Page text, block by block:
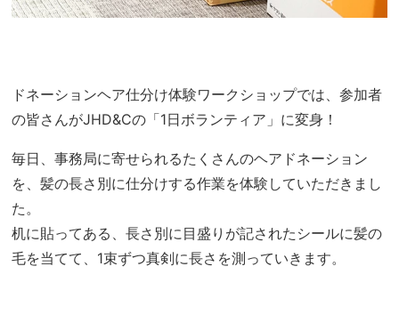
ドネーションヘア仕分け体験ワークショップでは、参加者
の皆さんがJHD&Cの「1日ボランティア」に変身！
毎日、事務局に寄せられるたくさんのヘアドネーション
を、髪の長さ別に仕分けする作業を体験していただきまし
た。
机に貼ってある、長さ別に目盛りが記されたシールに髪の
毛を当てて、1束ずつ真剣に長さを測っていきます。